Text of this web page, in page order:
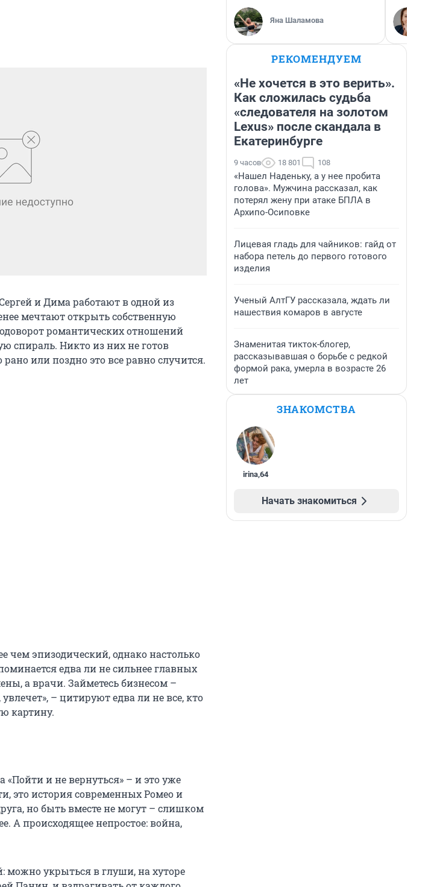
и Дима работают в одной из
мечтают открыть собственную
романтических отношений
спираль. Никто из них не готов
или поздно это все равно случится.
чем эпизодический, однако настолько
едва ли не сильнее главных
а врачи. Займетесь бизнесом –
– цитируют едва ли не все, кто
картину.
и не вернуться» – и это уже
это история современных Ромео и
но быть вместе не могут – слишком
А происходящее непростое: война,
можно укрыться в глуши, на хуторе
Яна Шаламова
РЕКОМЕНДУЕМ
«Не хочется в это верить».
Как сложилась судьба
«следователя на золотом
Lexus» после скандала в
Екатеринбурге
9 часов 18 801 108
«Нашел Наденьку, а у нее пробита
голова». Мужчина рассказал, как
потерял жену при атаке БПЛА в
Архипо-Осиповке
Лицевая гладь для чайников: гайд от
набора петель до первого готового
изделия
Ученый АлтГУ рассказала, ждать ли
нашествия комаров в августе
Знаменитая тикток-блогер,
рассказывавшая о борьбе с редкой
формой рака, умерла в возрасте 26
лет
ЗНАКОМСТВА
irina,64
Начать знакомиться